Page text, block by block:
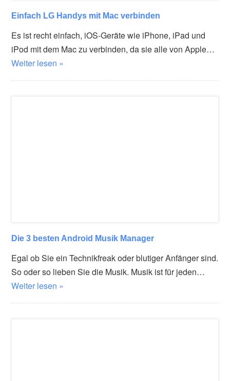
Einfach LG Handys mit Mac verbinden
Es ist recht einfach, iOS-Geräte wie iPhone, iPad und
iPod mit dem Mac zu verbinden, da sie alle von Apple…
Weiter lesen »
Die 3 besten Android Musik Manager
Egal ob Sie ein Technikfreak oder blutiger Anfänger sind.
So oder so lieben Sie die Musik. Musik ist für jeden…
Weiter lesen »